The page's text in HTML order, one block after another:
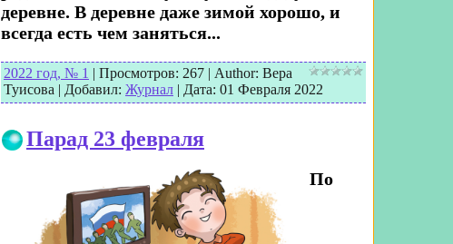
деревне. В деревне даже зимой хорошо, и
всегда есть чем заняться...
2022 год, № 1 | Просмотров: 267| Author: Вера
Туисова | Добавил: Журнал| Дата: 01 Февраля 2022
Парад 23 февраля
По